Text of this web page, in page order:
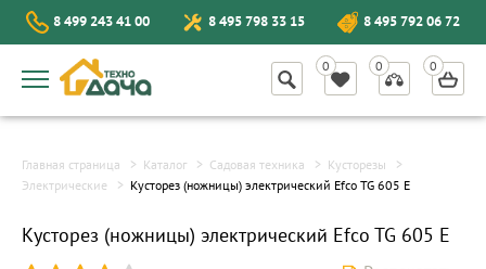
8 499 243 41 00 8 495 798 33 15 8 495 792 06 72
Главная страница Каталог Садовая техника
Кусторезы
Электрические
Кусторез (ножницы) электрический Efco TG 605 E
Кусторез (ножницы) электрический Efco TG 605 E